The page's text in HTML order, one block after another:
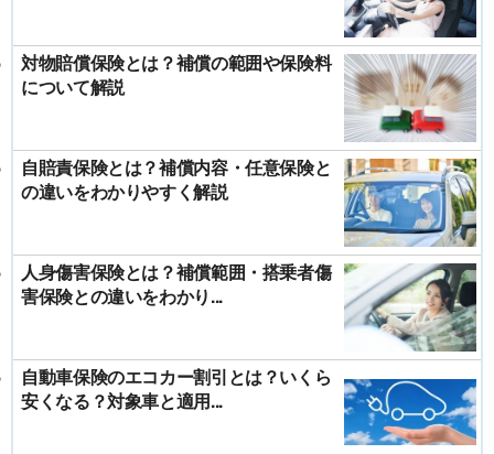
対物賠償保険とは？補償の範囲や保険料
について解説
自賠責保険とは？補償内容・任意保険と
の違いをわかりやすく解説
人身傷害保険とは？補償範囲・搭乗者傷
害保険との違いをわかり...
自動車保険のエコカー割引とは？いくら
安くなる？対象車と適用...